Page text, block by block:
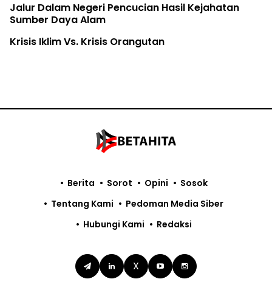
Jalur Dalam Negeri Pencucian Hasil Kejahatan
Sumber Daya Alam
Krisis Iklim Vs. Krisis Orangutan
X
Berita Sorot Opini
Sosok
Tentang Kami
Pedoman Media Siber
Hubungi Kami
Redaksi